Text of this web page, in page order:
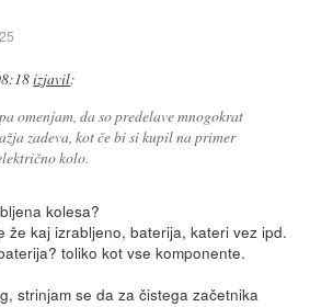
izjavil:
omenjam, da so predelave mnogokrat
zadeva, kot če bi si kupil na primer
kolo.
kolesa?
že kaj izrabljeno, baterija, kateri vez ipd.
toliko kot vse komponente.
strinjam se da za čistega začetnika